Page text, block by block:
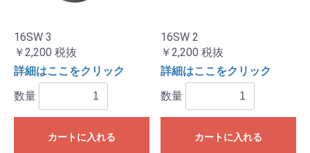
16SW 3
￥2,200 税抜
詳細はここをクリック
数量
カートに入れる
16SW 2
￥2,200 税抜
詳細はここをクリック
数量
カートに入れる